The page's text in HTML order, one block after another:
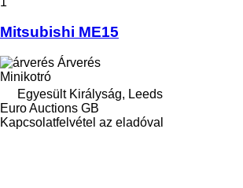
Mitsubishi ME15
Árverés
Minikotró
Egyesült Királyság, Leeds
Euro Auctions GB
Kapcsolatfelvétel az eladóval